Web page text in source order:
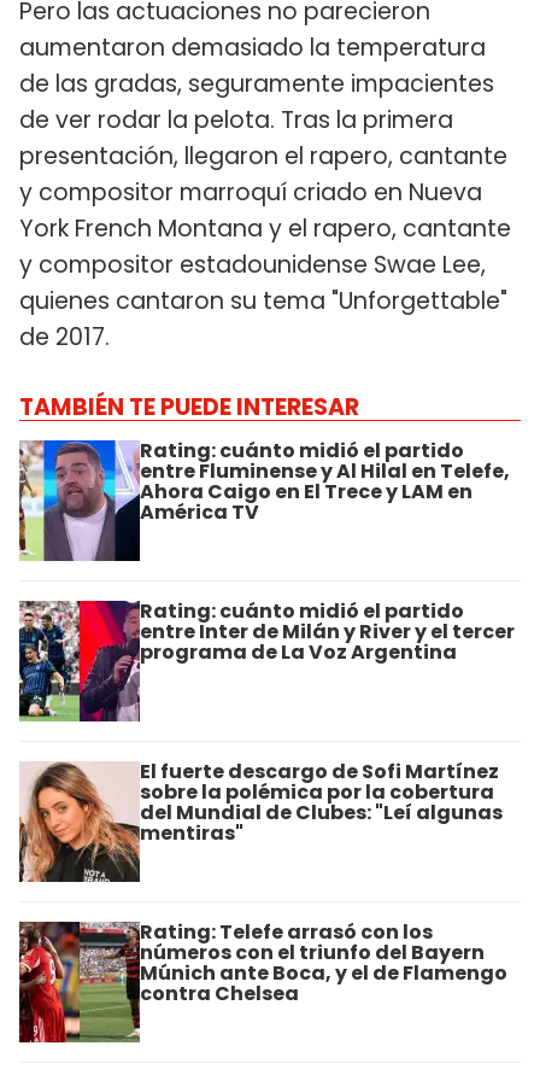
Pero las actuaciones no parecieron
aumentaron demasiado la temperatura
de las gradas, seguramente impacientes
de ver rodar la pelota. Tras la primera
presentación, llegaron el rapero, cantante
y compositor marroquí criado en Nueva
York French Montana y el rapero, cantante
y compositor estadounidense Swae Lee,
quienes cantaron su tema "Unforgettable"
de 2017.
TAMBIÉN TE PUEDE INTERESAR
​Rating: cuánto midió el partido
entre Fluminense y Al Hilal en Telefe,
Ahora Caigo en El Trece y LAM en
América TV
Rating: cuánto midió el partido
entre Inter de Milán y River y el tercer
programa de La Voz Argentina
El fuerte descargo de Sofi Martínez
sobre la polémica por la cobertura
del Mundial de Clubes: "Leí algunas
mentiras"
Rating: Telefe arrasó con los
números con el triunfo del Bayern
Múnich ante Boca, y el de Flamengo
contra Chelsea